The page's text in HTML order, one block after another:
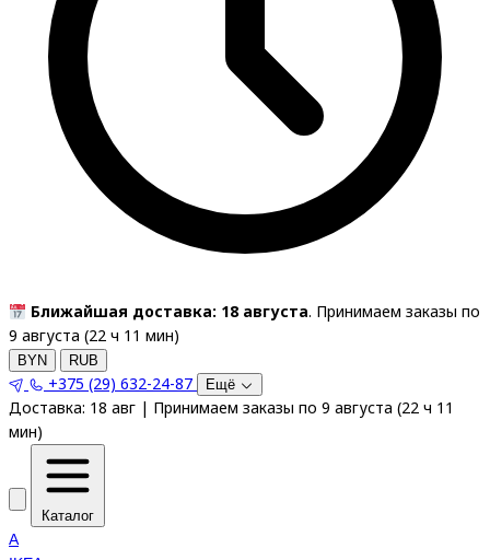
Ближайшая доставка: 18 августа. Принимаем заказы по
9 августа (22 ч 11 мин)
BYN RUB
+375 (29) 632-24-87 Ещё
Доставка: 18 авг | Принимаем заказы по 9 августа (22 ч 11
мин)
Каталог
A